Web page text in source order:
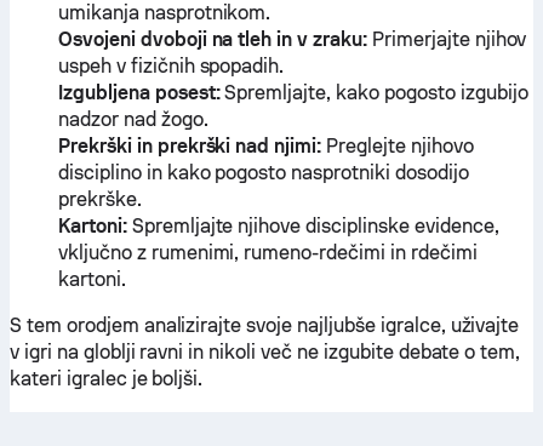
umikanja nasprotnikom.
Osvojeni dvoboji na tleh in v zraku: Primerjajte njihov
uspeh v fizičnih spopadih.
Izgubljena posest:Spremljajte, kako pogosto izgubijo
nadzor nad žogo.
Prekrški in prekrški nad njimi: Preglejte njihovo
disciplino in kako pogosto nasprotniki dosodijo
prekrške.
Kartoni:Spremljajte njihove disciplinske evidence,
vključno z rumenimi, rumeno-rdečimi in rdečimi
kartoni.
S tem orodjem analizirajte svoje najljubše igralce, uživajte
v igri na globlji ravni in nikoli več ne izgubite debate o tem,
kateri igralec je boljši.